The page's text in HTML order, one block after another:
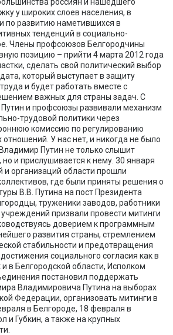
у широких слоев населения, в
по развитию наметившихся в
тенденций в социально-
Члены профсоюзов Белгородчины
позицию – прийти 4 марта 2012 года
сделать свой политический выбор
который выступает в защиту
и будет работать вместе с
важных для страны задач. С
и профсоюзы развивали механизм
трудовой политики через
комиссию по регулированию
У нас нет, и никогда не было
Путин не только слышит
и прислушивается к нему. 30 января
и организаций области прошли
где были приняты решения о
В.В. Путина на пост Президента
труженики заводов, работники
призвали провести митинги
доверием к программным
развития страны, стремлением
стабильности и предотвращения
социального согласия как в
в Белгородской области, Исполком
постановил поддержать
Владимировича Путина на выборах
Федерации, организовать митинги в
в Белгороде, 18 февраля в
и Губкин, а также на крупных